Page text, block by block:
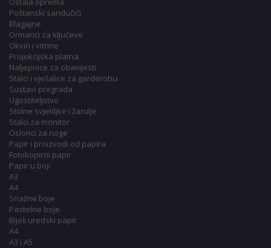
Poštanski sandučići
Blagajne
Ormarići za ključeve
Okviri i vitrine
Projekcijska platna
Naljepnice za obavijesti
Stalci i vješalice za garderobu
Sustavi pregrada
Ugostiteljstvo
Stolne svjetiljke i žarulje
Stalci za monitor
Oslonci za noge
Papir i proizvodi od papira
Fotokopirni papir
Papir u boji
A3
A4
Snažne boje
Pastelne boje
Bijeli uredski papir
A4
A3 i A5